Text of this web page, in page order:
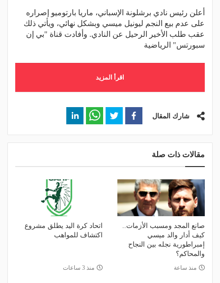
أعلن رئيس نادي برشلونة الإسباني، ماريا بارتوميو إصراره
على عدم بيع النجم ليونيل ميسي وبشكل نهائي، ويأتي ذلك
عقب طلب الأخير الرحيل عن النادي. وأفادت قناة "بي إن
سبورتس" الرياضية
اقرأ المزيد
شارك المقال
مقالات ذات صلة
صانع المجد ومسبب الأزمات..
كيف أدار والد ميسي
إمبراطورية نجله بين النجاح
والمحاكم؟
منذ ساعة
اتحاد كرة اليد يطلق مشروع
اكتشاف للمواهب
منذ 3 ساعات